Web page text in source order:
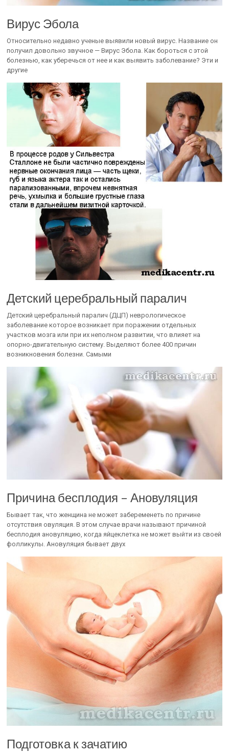
Вирус Эбола
Относительно недавно ученые выявили новый вирус. Название он
получил довольно звучное — Вирус Эбола. Как бороться с этой
болезнью, как уберечься от нее и как выявить заболевание? Эти и
другие
Детский церебральный паралич
Детский церебральный паралич (ДЦП) неврологическое
заболевание которое возникает при поражении отдельных
участков мозга или при их неполном развитии, что влияет на
опорно-двигательную систему. Выделяют более 400 причин
возникновения болезни. Самыми
Причина бесплодия – Ановуляция
Бывает так, что женщина не может забеременеть по причине
отсутствия овуляция. В этом случае врачи называют причиной
бесплодия ановуляцию, когда яйцеклетка не может выйти из своей
фолликулы. Ановуляция бывает двух
Подготовка к зачатию